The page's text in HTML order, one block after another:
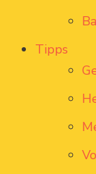
Tipps